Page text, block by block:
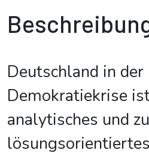
Deutschland in der
Demokratiekrise
analytisches und